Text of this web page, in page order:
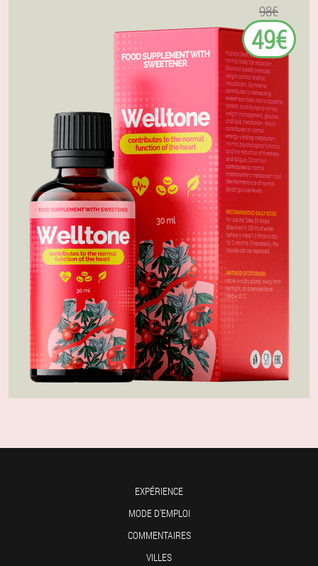
98€
49€
EXPÉRIENCE
MODE D'EMPLOI
COMMENTAIRES
VILLES